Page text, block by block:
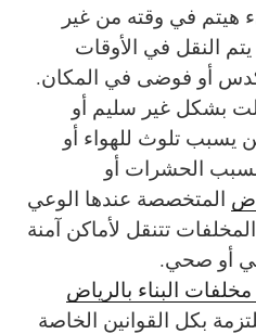
هيتم في وقته من غير
النقل في الأوقات
أو فوضى في المكان.
بشكل غير سليم أو
تلوث للهواء أو
الحشرات أو
المتخصصة عندها الوعي
تتنقل لأماكن آمنة
أو صحي.
البناء بالرياض
بكل القوانين الخاصة